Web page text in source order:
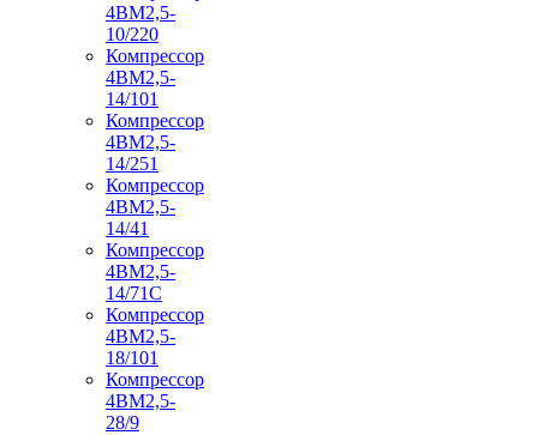
4ВМ2,5-
10/220
Компрессор
4ВМ2,5-
14/101
Компрессор
4ВМ2,5-
14/251
Компрессор
4ВМ2,5-
14/41
Компрессор
4ВМ2,5-
14/71C
Компрессор
4ВМ2,5-
18/101
Компрессор
4ВМ2,5-
28/9